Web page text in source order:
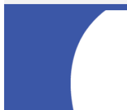
ក្រសួងដែនដី និងព្រឹទ្ធសភាទេមិនទ
ទទួលយកតែប្រជាជនអត់ទទួលយកទ
ឈឹម រី បានលើកឡើងថា តំណាងពល
ដែលពួកគាត់អាចរកទីតាំងផ្សេង
យើងនេះផង ព្រោះយើងខ្ញុំទាំងអ
បន្ថែមថា ប្រជាពលរដ្ឋតំណាងឱ្យ
ស្រាយរឿងទំនាស់ដីធ្លីជូនពួកគេ ន
នៅថ្ងៃទី៩ ខែមីនានេះ។ ក្នុងថ្ង
បួងសួងតាមបែបសាសនាសូមឱ្យម្ចា